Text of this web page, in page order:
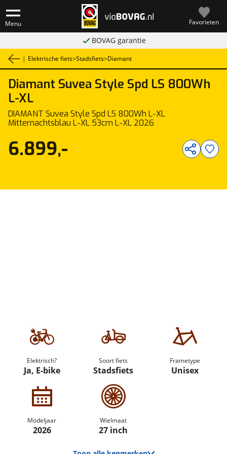
Menu Favorieten
BOVAG garantie
| Elektrische fiets>Stadsfiets>Diamant
Diamant Suvea Style Spd LS 800Wh
L-XL
DIAMANT Suvea Style Spd LS 800Wh L-XL
Mitternachtsblau L-XL 53cm L-XL 2026
1/1
Elektrisch?
Ja, E-bike
Soort fiets
Stadsfiets
Frametype
Unisex
Modeljaar
2026
Wielmaat
27 inch
6.899,-